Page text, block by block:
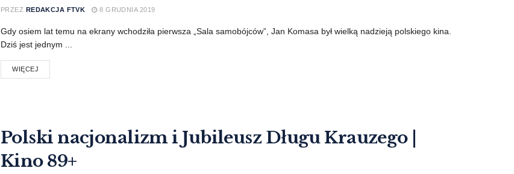
PRZEZ REDAKCJA FTVK 8 GRUDNIA 2019
Gdy osiem lat temu na ekrany wchodziła pierwsza „Sala samobójców”, Jan Komasa był wielką nadzieją polskiego kina.
Dziś jest jednym ...
WIĘCEJ
Polski nacjonalizm i Jubileusz Długu Krauzego |
Kino 89+